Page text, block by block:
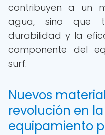
contribuyen a un
agua, sino que
durabilidad y la
componente del
surf.
Nuevos
revolución en
equipamiento